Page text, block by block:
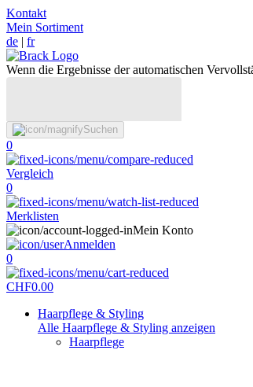
Kontakt
Mein Sortiment
de | fr
Wenn die Ergebnisse der automatischen
Suchen
0
Vergleich
0
Merklisten
Mein Konto
Anmelden
0
CHF0.00
Haarpflege & Styling
Alle Haarpflege & Styling anzeigen
Haarpflege